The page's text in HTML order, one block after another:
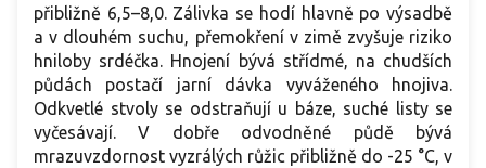
přibližně 6,5–8,0. Zálivka se hodí hlavně po výsadbě
a v dlouhém suchu, přemokření v zimě zvyšuje riziko
hniloby srdéčka. Hnojení bývá střídmé, na chudších
půdách postačí jarní dávka vyváženého hnojiva.
Odkvetlé stvoly se odstraňují u báze, suché listy se
vyčesávají. V dobře odvodněné půdě bývá
mrazuvzdornost vyzrálých růžic přibližně do -25 °C, v